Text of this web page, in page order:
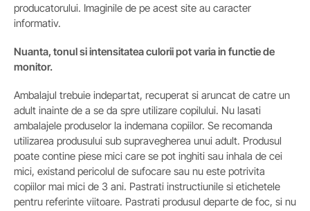
producatorului. Imaginile de pe acest site au caracter
informativ.
Nuanta, tonul si intensitatea culorii pot varia in functie de
monitor.
Ambalajul trebuie indepartat, recuperat si aruncat de catre un
adult inainte de a se da spre utilizare copilului. Nu lasati
ambalajele produselor la indemana copiilor. Se recomanda
utilizarea produsului sub supravegherea unui adult. Produsul
poate contine piese mici care se pot inghiti sau inhala de cei
mici, existand pericolul de sufocare sau nu este potrivita
copiilor mai mici de 3 ani. Pastrati instructiunile si etichetele
pentru referinte viitoare. Pastrati produsul departe de foc, si nu